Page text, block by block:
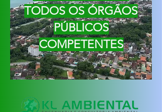
TODOS OS ÓRGÃOS
PÚBLICOS
COMPETENTES